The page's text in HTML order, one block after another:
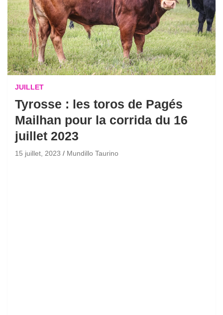
JUILLET
Tyrosse : les toros de Pagés
Mailhan pour la corrida du 16
juillet 2023
15 juillet, 2023 Mundillo Taurino